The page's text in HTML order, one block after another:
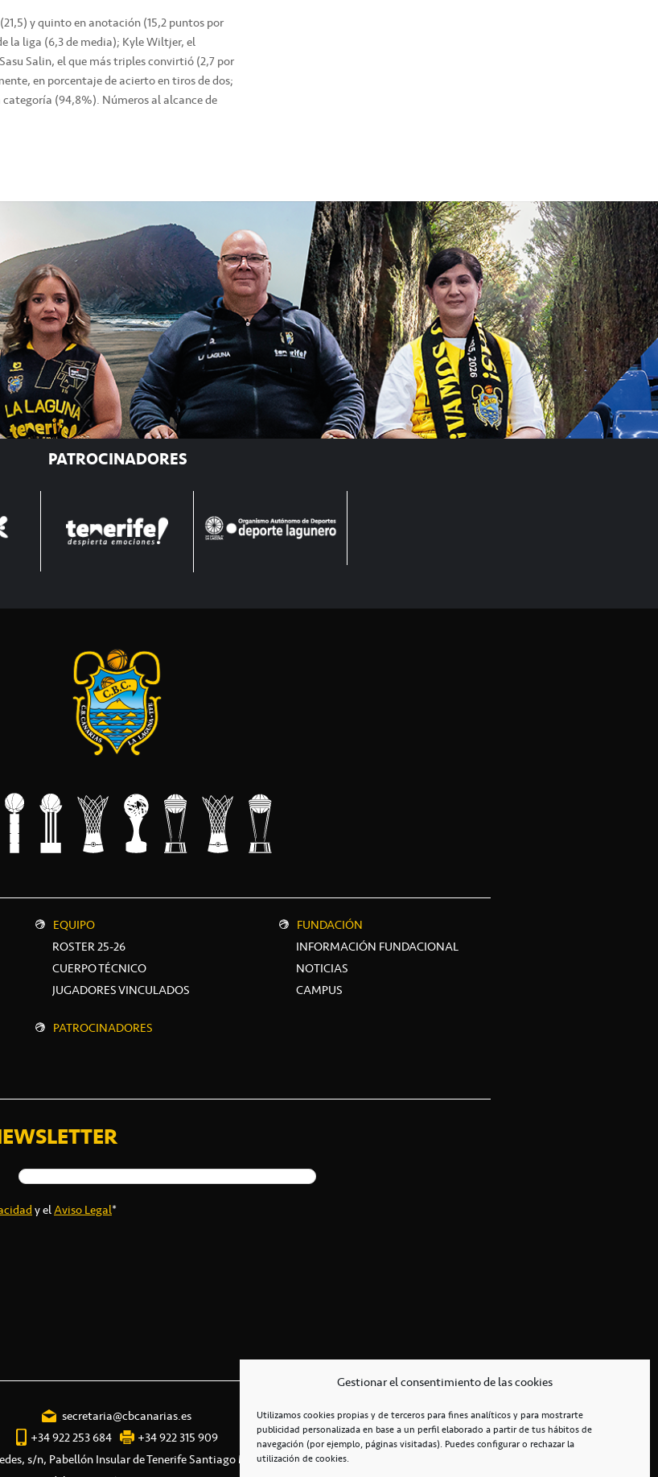
Gestionar el consentimiento de las cookies
Utilizamos cookies propias y de terceros para fines analíticos y para mostrarte
publicidad personalizada en base a un perfil elaborado a partir de tus hábitos de
navegación (por ejemplo, páginas visitadas). Puedes configurar o rechazar la
utilización de cookies.
y quinto en anotación (15,2 puntos por
la liga (6,3 de media); Kyle Wiltjer, el
Salin, el que más triples convirtió (2,7 por
en porcentaje de acierto en tiros de dos;
(94,8%). Números al alcance de
PATROCINADORES
EQUIPO
ROSTER 25-26
CUERPO TÉCNICO
JUGADORES VINCULADOS
PATROCINADORES
FUNDACIÓN
INFORMACIÓN FUNDACIONAL
NOTICIAS
CAMPUS
y elAviso Legal*
secretaria@cbcanarias.es
+34 922 253 684
+34 922 315 909
s/n, Pabellón Insular de Tenerife Santiago Martín